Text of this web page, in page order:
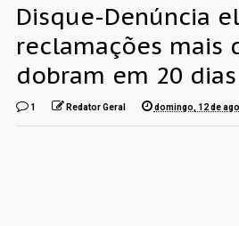
Disque-Denúncia
reclamações mais
dobram em 20 dias
1 Redator Geral domingo, 12 de